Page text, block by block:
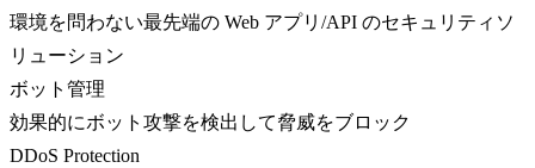
環境を問わない最先端の Web アプリ/API のセキュリティソ
リューション
ボット管理
効果的にボット攻撃を検出して脅威をブロック
DDoS Protection